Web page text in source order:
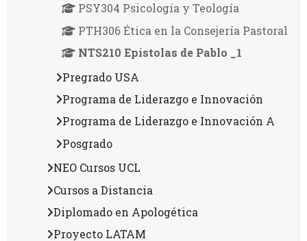
PSY304 Psicología y Teología
PTH306 Ética en la Consejería Pastoral
NTS210 Epístolas de Pablo _1
Pregrado USA
Programa de Liderazgo e Innovación
Programa de Liderazgo e Innovación A
Posgrado
NEO Cursos UCL
Cursos a Distancia
Diplomado en Apologética
Proyecto LATAM